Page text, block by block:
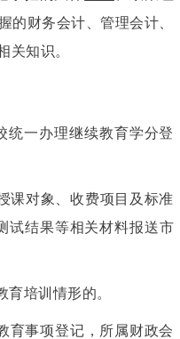
的财务会计、管理会计、
关知识。
统一办理继续教育学分登
课对象、收费项目及标准
试结果等相关材料报送市
培训情形的。
育事项登记，所属财政会